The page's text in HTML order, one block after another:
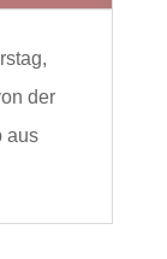
der
aus